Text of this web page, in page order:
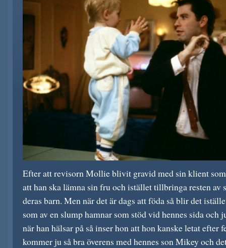
Efter att revisorn Mollie blivit gravid med sin klient
att han ska lämna sin fru och istället tillbringa resten av
deras barn. Men när det är dags att föda så blir det
som av en slump hamnar som stöd vid hennes sida
när han hälsar på så inser hon att hon kanske letat efter
kommer ju så bra överens med hennes son Mikey och